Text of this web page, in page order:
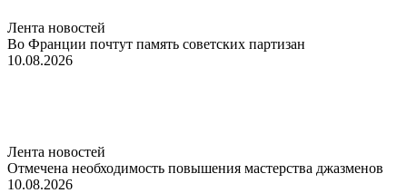
Лента новостей
Во Франции почтут память советских партизан
10.08.2026
Лента новостей
Отмечена необходимость повышения мастерства джазменов
10.08.2026